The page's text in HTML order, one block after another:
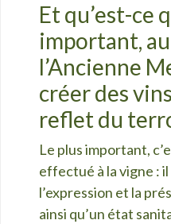
Et qu’est-ce
important,
l’Ancienne
créer des
reflet du
Le plus important,
effectué à la vigne :
l’expression et la
ainsi qu’un état